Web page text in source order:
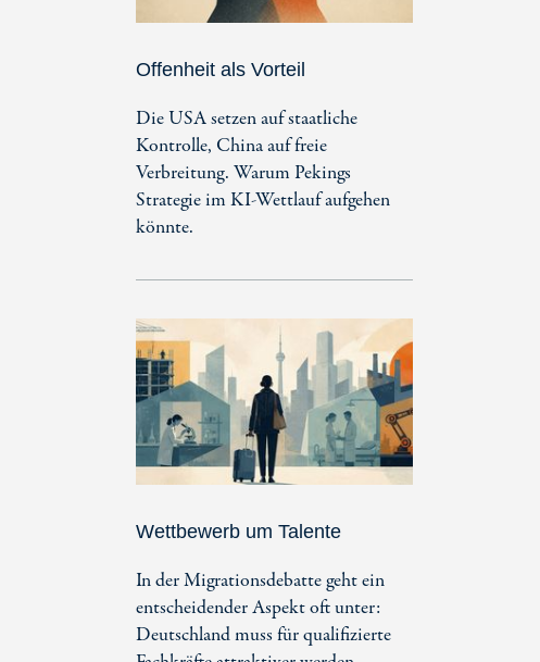
Offenheit als Vorteil
Die USA setzen auf staatliche
Kontrolle, China auf freie
Verbreitung. Warum Pekings
Strategie im KI-Wettlauf aufgehen
könnte.
Wettbewerb um Talente
In der Migrationsdebatte geht ein
entscheidender Aspekt oft unter:
Deutschland muss für qualifizierte